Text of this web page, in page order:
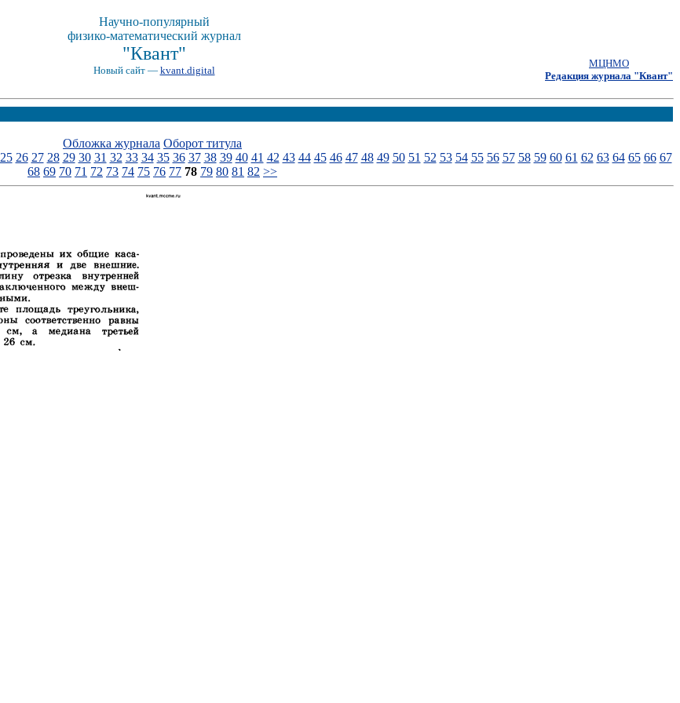
Научно-популярный
физико-математический журнал
"Квант"
Новый сайт — kvant.digital
МЦНМО
Редакция журнала "Квант"
Обложка журнала Оборот титула
25 26 27 28 29 30 31 32 33 34 35 36 37 38 39 40 41 42 43 44 45 46 47 48 49 50 51 52 53 54 55 56 57 58 59 60 61 62 63 64 65 66 67
68 69 70 71 72 73 74 75 76 77 78 79 80 81 82 >>